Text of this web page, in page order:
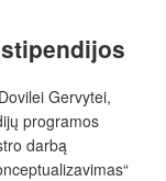
Gervytei,
programos
darbą